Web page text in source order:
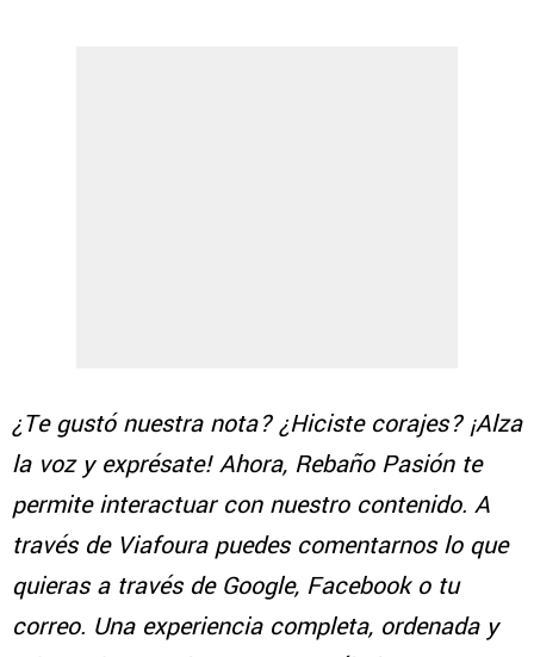
¿Te gustó nuestra nota? ¿Hiciste corajes? ¡Alza
la voz y exprésate! Ahora, Rebaño Pasión te
permite interactuar con nuestro contenido. A
través de Viafoura puedes comentarnos lo que
quieras a través de Google, Facebook o tu
correo. Una experiencia completa, ordenada y